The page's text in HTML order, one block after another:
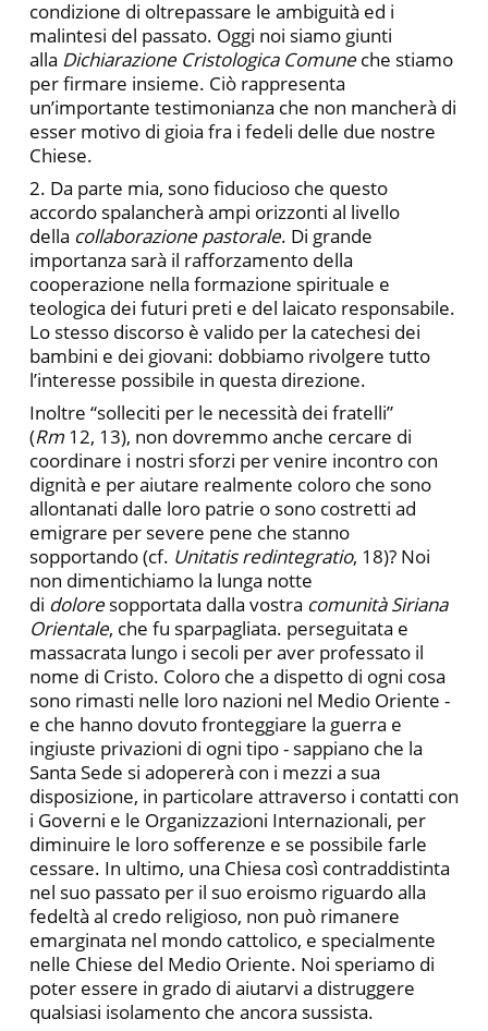
condizione di oltrepassare le ambiguità ed i
malintesi del passato. Oggi noi siamo giunti
alla Dichiarazione Cristologica Comuneche stiamo
per firmare insieme. Ciò rappresenta
un’importante testimonianza che non mancherà di
esser motivo di gioia fra i fedeli delle due nostre
Chiese.
2. Da parte mia, sono fiducioso che questo
accordo spalancherà ampi orizzonti al livello
della collaborazione pastorale. Di grande
importanza sarà il rafforzamento della
cooperazione nella formazione spirituale e
teologica dei futuri preti e del laicato responsabile.
Lo stesso discorso è valido per la catechesi dei
bambini e dei giovani: dobbiamo rivolgere tutto
l’interesse possibile in questa direzione.
Inoltre “solleciti per le necessità dei fratelli”
(Rm 12, 13), non dovremmo anche cercare di
coordinare i nostri sforzi per venire incontro con
dignità e per aiutare realmente coloro che sono
allontanati dalle loro patrie o sono costretti ad
emigrare per severe pene che stanno
sopportando (cf. Unitatis redintegratio, 18)? Noi
non dimentichiamo la lunga notte
di doloresopportata dalla vostra comunità Siriana
Orientale, che fu sparpagliata. perseguitata e
massacrata lungo i secoli per aver professato il
nome di Cristo. Coloro che a dispetto di ogni cosa
sono rimasti nelle loro nazioni nel Medio Oriente -
e che hanno dovuto fronteggiare la guerra e
ingiuste privazioni di ogni tipo - sappiano che la
Santa Sede si adopererà con i mezzi a sua
disposizione, in particolare attraverso i contatti con
i Governi e le Organizzazioni Internazionali, per
diminuire le loro sofferenze e se possibile farle
cessare. In ultimo, una Chiesa così contraddistinta
nel suo passato per il suo eroismo riguardo alla
fedeltà al credo religioso, non può rimanere
emarginata nel mondo cattolico, e specialmente
nelle Chiese del Medio Oriente. Noi speriamo di
poter essere in grado di aiutarvi a distruggere
qualsiasi isolamento che ancora sussista.